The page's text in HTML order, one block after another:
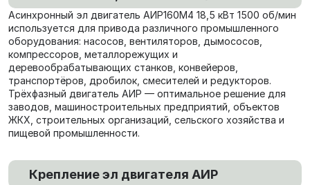
Асинхронный эл двигатель АИР160М4 18,5 кВт 1500 об/мин
используется для привода различного промышленного
оборудования: насосов, вентиляторов, дымососов,
компрессоров, металлорежущих и
деревообрабатывающих станков, конвейеров,
транспортёров, дробилок, смесителей и редукторов.
Трёхфазный двигатель АИР — оптимальное решение для
заводов, машиностроительных предприятий, объектов
ЖКХ, строительных организаций, сельского хозяйства и
пищевой промышленности.
Крепление эл двигателя АИР